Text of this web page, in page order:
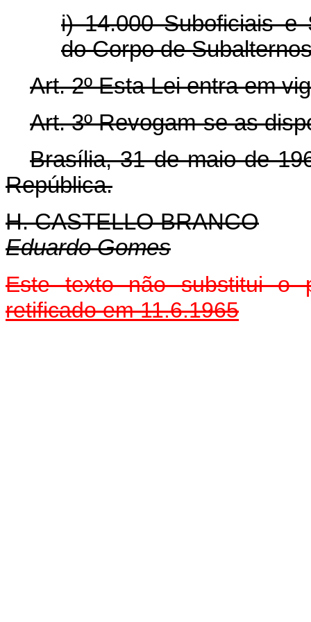
i) 14.000 Suboficiais e
do Corpo de
Art. 2º Esta Lei entra em
Art. 3º Revogam-se as
Brasília, 31 de maio de
República.
H. CASTELLO BRANCO
Eduardo Gomes
Este texto não substitui o
retificado em 11.6.1965